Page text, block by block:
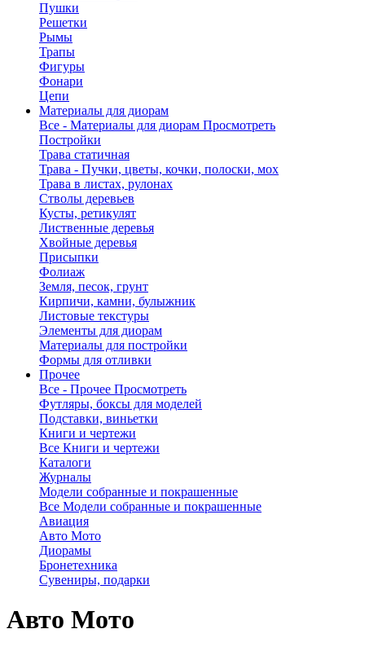
Пушки
Решетки
Рымы
Трапы
Фигуры
Фонари
Цепи
Материалы для диорам
Все - Материалы для диорам Просмотреть
Постройки
Трава статичная
Трава - Пучки, цветы, кочки, полоски, мох
Трава в листах, рулонах
Стволы деревьев
Кусты, ретикулят
Лиственные деревья
Хвойные деревья
Присыпки
Фолиаж
Земля, песок, грунт
Кирпичи, камни, булыжник
Листовые текстуры
Элементы для диорам
Материалы для постройки
Формы для отливки
Прочее
Все - Прочее Просмотреть
Футляры, боксы для моделей
Подставки, виньетки
Книги и чертежи
Все Книги и чертежи
Каталоги
Журналы
Модели собранные и покрашенные
Все Модели собранные и покрашенные
Авиация
Авто Мото
Диорамы
Бронетехника
Сувениры, подарки
Авто Мото